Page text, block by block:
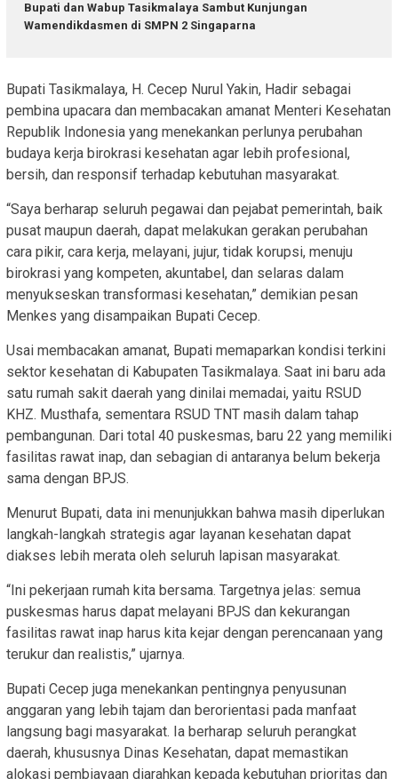
Bupati dan Wabup Tasikmalaya Sambut Kunjungan
Wamendikdasmen di SMPN 2 Singaparna
Bupati Tasikmalaya, H. Cecep Nurul Yakin, Hadir sebagai
pembina upacara dan membacakan amanat Menteri Kesehatan
Republik Indonesia yang menekankan perlunya perubahan
budaya kerja birokrasi kesehatan agar lebih profesional,
bersih, dan responsif terhadap kebutuhan masyarakat.
“Saya berharap seluruh pegawai dan pejabat pemerintah, baik
pusat maupun daerah, dapat melakukan gerakan perubahan
cara pikir, cara kerja, melayani, jujur, tidak korupsi, menuju
birokrasi yang kompeten, akuntabel, dan selaras dalam
menyukseskan transformasi kesehatan,” demikian pesan
Menkes yang disampaikan Bupati Cecep.
Usai membacakan amanat, Bupati memaparkan kondisi terkini
sektor kesehatan di Kabupaten Tasikmalaya. Saat ini baru ada
satu rumah sakit daerah yang dinilai memadai, yaitu RSUD
KHZ. Musthafa, sementara RSUD TNT masih dalam tahap
pembangunan. Dari total 40 puskesmas, baru 22 yang memiliki
fasilitas rawat inap, dan sebagian di antaranya belum bekerja
sama dengan BPJS.
Menurut Bupati, data ini menunjukkan bahwa masih diperlukan
langkah-langkah strategis agar layanan kesehatan dapat
diakses lebih merata oleh seluruh lapisan masyarakat.
“Ini pekerjaan rumah kita bersama. Targetnya jelas: semua
puskesmas harus dapat melayani BPJS dan kekurangan
fasilitas rawat inap harus kita kejar dengan perencanaan yang
terukur dan realistis,” ujarnya.
Bupati Cecep juga menekankan pentingnya penyusunan
anggaran yang lebih tajam dan berorientasi pada manfaat
langsung bagi masyarakat. Ia berharap seluruh perangkat
daerah, khususnya Dinas Kesehatan, dapat memastikan
alokasi pembiayaan diarahkan kepada kebutuhan prioritas dan